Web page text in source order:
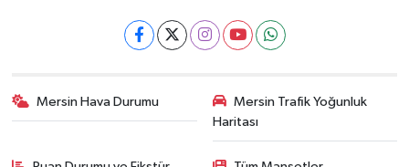
Mersin Hava Durumu
Mersin Trafik Yoğunluk
Haritası